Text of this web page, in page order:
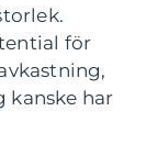
för
kanske har